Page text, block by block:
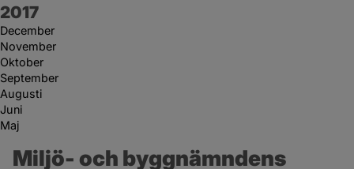
År:
2017
December
November
Oktober
September
Augusti
Juni
Maj
Miljö- och byggnämndens